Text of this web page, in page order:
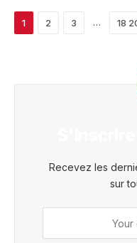
1 2 3 … 18
Recevez les
sur